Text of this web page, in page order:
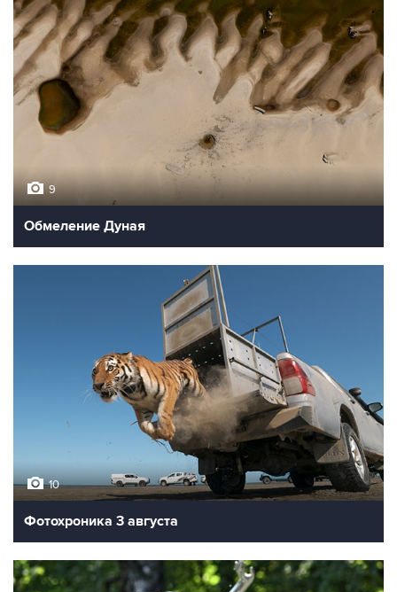
9
Обмеление Дуная
10
Фотохроника 3 августа